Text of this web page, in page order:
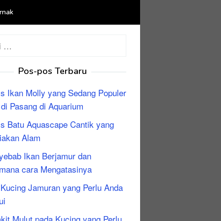
Pos-pos Terbaru
Ikan Molly yang Sedang Populer
Pasang di Aquarium
Batu Aquascape Cantik yang
Alam
Ikan Berjamur dan
cara Mengatasinya
Jamuran yang Perlu Anda